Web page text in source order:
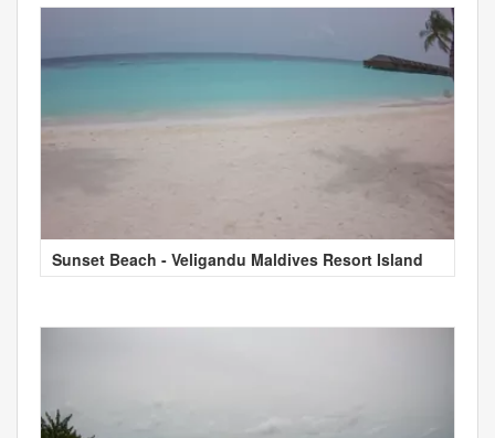
Sunset Beach - Veligandu Maldives Resort Island